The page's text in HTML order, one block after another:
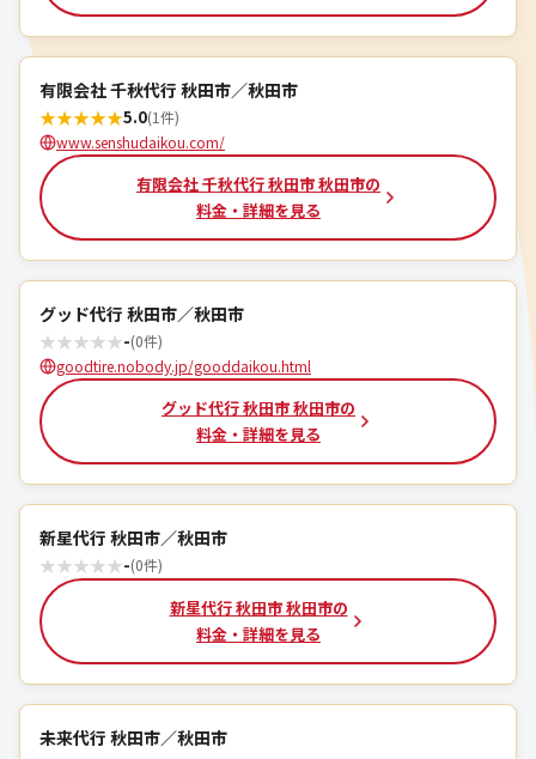
有限会社 千秋代行 秋田市／秋田市
★★★★★5.0(1件)
www.senshudaikou.com/
有限会社 千秋代行 秋田市 秋田市の
料金・詳細を見る
グッド代行 秋田市／秋田市
★★★★★-(0件)
goodtire.nobody.jp/gooddaikou.html
グッド代行 秋田市 秋田市の
料金・詳細を見る
新星代行 秋田市／秋田市
★★★★★-(0件)
新星代行 秋田市 秋田市の
料金・詳細を見る
未来代行 秋田市／秋田市